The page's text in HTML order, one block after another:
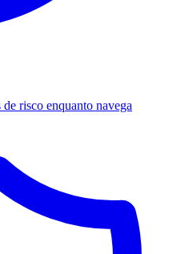
de risco enquanto navega